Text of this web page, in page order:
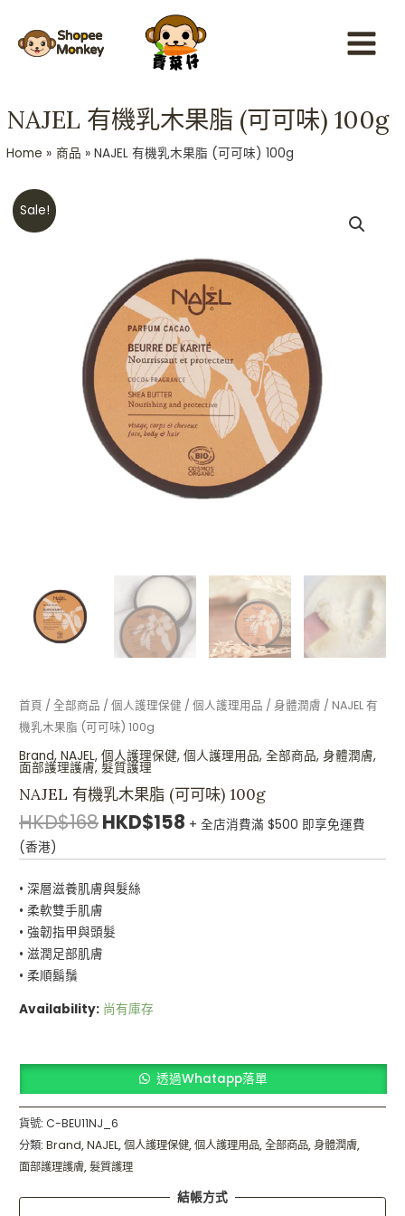
content
Menu
NAJEL 有機乳木果脂 (可可味) 100g
Home 商品 NAJEL 有機乳木果脂 (可可味) 100g
Sale!
首頁 /全部商品 /個人護理保健 /個人護理用品 /身體潤膚 / NAJEL 有
機乳木果脂 (可可味) 100g
Brand,NAJEL,個人護理保健,個人護理用品,全部商品,身體潤膚,
面部護理護膚,髮質護理
NAJEL 有機乳木果脂 (可可味) 100g
HKD$168
HKD$168.
HKD$158
HKD$158.
+ 全店消費滿 $500 即享免運費
(香港)
• 深層滋養肌膚與髮絲
• 柔軟雙手肌膚
• 強韌指甲與頭髮
• 滋潤足部肌膚
• 柔順鬍鬚
Availability: 尚有庫存
NAJEL
有
透過Whatapp落單
貨號:C-BEU11NJ_6
分類:Brand,NAJEL,個人護理保健,個人護理用品,全部商品,身體潤膚,
面部護理護膚,髮質護理
結帳方式